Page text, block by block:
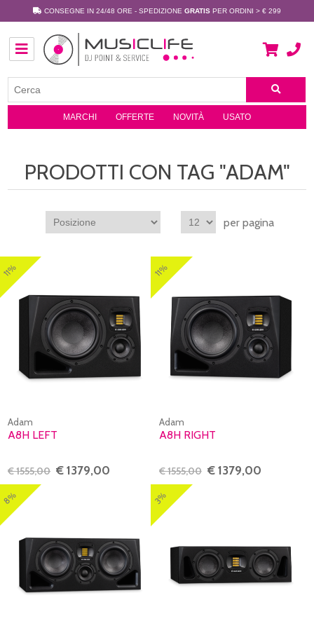
CONSEGNE IN 24/48 ORE - SPEDIZIONE GRATIS PER ORDINI > € 299
MARCHI OFFERTE NOVITÀ USATO
PRODOTTI CON TAG "ADAM"
per pagina
11%
Adam
A8H LEFT
€ 1555,00 € 1379,00
11%
Adam
A8H RIGHT
€ 1555,00 € 1379,00
8% 3%